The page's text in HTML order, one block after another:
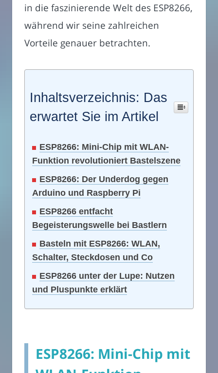
in die faszinierende Welt des ESP8266,
während wir seine zahlreichen
Vorteile genauer betrachten.
Inhaltsverzeichnis: Das
erwartet Sie im Artikel
ESP8266: Mini-Chip mit WLAN-
Funktion revolutioniert Bastelszene
ESP8266: Der Underdog gegen
Arduino und Raspberry Pi
ESP8266 entfacht
Begeisterungswelle bei Bastlern
Basteln mit ESP8266: WLAN,
Schalter, Steckdosen und Co
ESP8266 unter der Lupe: Nutzen
und Pluspunkte erklärt
ESP8266: Mini-Chip mit